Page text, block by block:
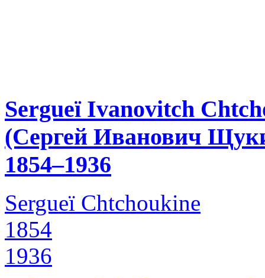
Sergueï Ivanovitch
(Сергей Иванович
1854–1936
Sergueï Chtchoukine
1854
1936